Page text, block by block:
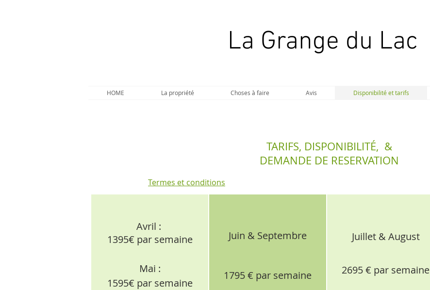
La Grange du Lac
HOME La propriété Choses à faire Avis Disponibilité et tarifs
TARIFS, DISPONIBILITÉ, &
DEMANDE DE RESERVATION
Termes et conditions
Avril :
1395€ par semaine
Mai :
1595€ par semaine
Juin & Septembre
1795 € par semaine
Juillet & August
2695 € par semaine